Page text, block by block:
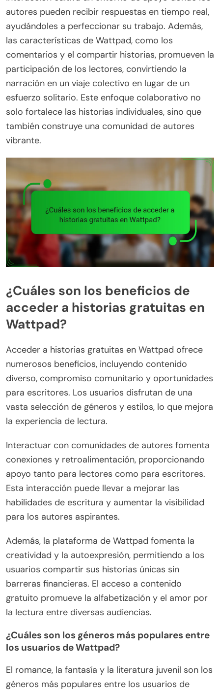
autores pueden recibir respuestas en tiempo real,
ayudándoles a perfeccionar su trabajo. Además,
las características de Wattpad, como los
comentarios y el compartir historias, promueven la
participación de los lectores, convirtiendo la
narración en un viaje colectivo en lugar de un
esfuerzo solitario. Este enfoque colaborativo no
solo fortalece las historias individuales, sino que
también construye una comunidad de autores
vibrante.
¿Cuáles son los beneficios de
acceder a historias gratuitas en
Wattpad?
Acceder a historias gratuitas en Wattpad ofrece
numerosos beneficios, incluyendo contenido
diverso, compromiso comunitario y oportunidades
para escritores. Los usuarios disfrutan de una
vasta selección de géneros y estilos, lo que mejora
la experiencia de lectura.
Interactuar con comunidades de autores fomenta
conexiones y retroalimentación, proporcionando
apoyo tanto para lectores como para escritores.
Esta interacción puede llevar a mejorar las
habilidades de escritura y aumentar la visibilidad
para los autores aspirantes.
Además, la plataforma de Wattpad fomenta la
creatividad y la autoexpresión, permitiendo a los
usuarios compartir sus historias únicas sin
barreras financieras. El acceso a contenido
gratuito promueve la alfabetización y el amor por
la lectura entre diversas audiencias.
¿Cuáles son los géneros más populares entre
los usuarios de Wattpad?
El romance, la fantasía y la literatura juvenil son los
géneros más populares entre los usuarios de